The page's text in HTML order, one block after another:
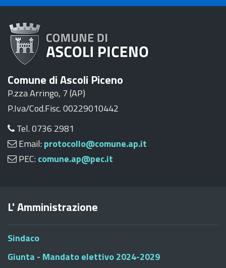
Comune di Ascoli Piceno
P.zza Arringo, 7 (AP)
P.Iva/Cod.Fisc. 00229010442
Tel. 0736 2981
Email: protocollo@comune.ap.it
PEC: comune.ap@pec.it
L' Amministrazione
Sindaco
Giunta - Mandato elettivo 2024-2029